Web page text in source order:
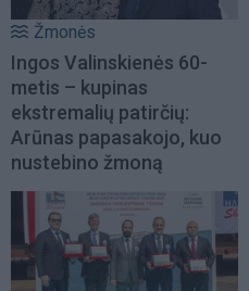
Žmonės
Ingos Valinskienės 60-
metis – kupinas
ekstremalių patirčių:
Arūnas papasakojo, kuo
nustebino žmoną